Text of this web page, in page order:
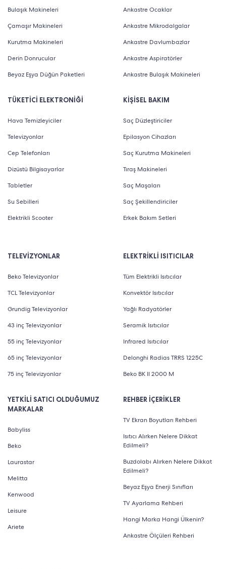
Bulaşık Makineleri
Çamaşır Makineleri
Kurutma Makineleri
Derin Donrucular
Beyaz Eşya Düğün Paketleri
TÜKETİCİ ELEKTRONİĞİ
Hava Temizleyiciler
Televizyonlar
Cep Telefonları
Dizüstü Bilgisayarlar
Tabletler
Su Sebilleri
Elektrikli Scooter
Ankastre Ocaklar
Ankastre Mikrodalgalar
Ankastre Davlumbazlar
Ankastre Aspiratörler
Ankastre Bulaşık Makineleri
KİŞİSEL BAKIM
Saç Düzleştiriciler
Epilasyon Cihazları
Saç Kurutma Makineleri
Tıraş Makineleri
Saç Maşaları
Saç Şekillendiriciler
Erkek Bakım Setleri
TELEVİZYONLAR
Beko Televizyonlar
TCL Televizyonlar
Grundig Televizyonlar
43 inç Televizyonlar
55 inç Televizyonlar
65 inç Televizyonlar
75 inç Televizyonlar
YETKİLİ SATICI OLDUĞUMUZ
MARKALAR
Babyliss
Beko
Laurastar
Melitta
Kenwood
Leisure
Ariete
ELEKTRİKLİ ISITICILAR
Tüm Elektrikli Isıtıcılar
Konvektör Isıtıcılar
Yağlı Radyatörler
Seramik Isıtıcılar
Infrared Isıtıcılar
Delonghi Radias TRRS 1225C
Beko BK II 2000 M
REHBER İÇERİKLER
TV Ekran Boyutları Rehberi
Isıtıcı Alırken Nelere Dikkat
Edilmeli?
Buzdolabı Alırken Nelere Dikkat
Edilmeli?
Beyaz Eşya Enerji Sınıfları
TV Ayarlama Rehberi
Hangi Marka Hangi Ülkenin?
Ankastre Ölçüleri Rehberi